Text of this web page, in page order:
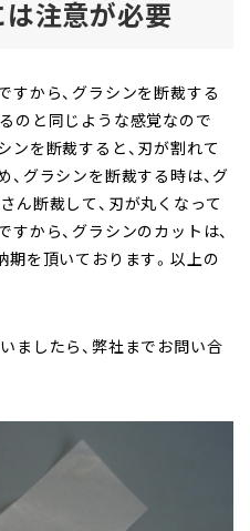
注意が必要
すから、グラシンを断裁する
のと同じような感覚なので
ンを断裁すると、刃が割れて
、グラシンを断裁する時は、グ
ん断裁して、刃が丸くなって
から、グラシンのカットは、
期を頂いております。以上の
ましたら、弊社までお問い合